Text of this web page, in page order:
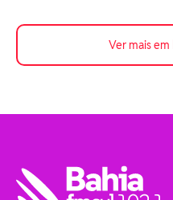
Ver mais em